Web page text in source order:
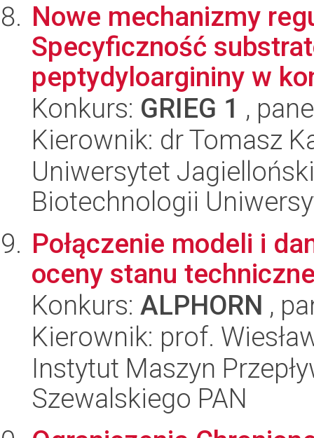
Nowe mechanizmy
Specyficzność
peptydyloargininy w
Konkurs: GRIEG 1 ,
Kierownik: dr Tomasz
Uniwersytet
Biotechnologii
Połączenie modeli i
oceny stanu
Konkurs: ALPHORN ,
Kierownik: prof.
Instytut Maszyn
Szewalskiego PAN